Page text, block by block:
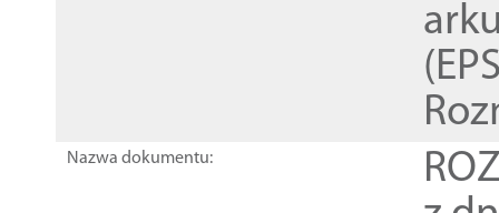
Nazwa dokumentu: